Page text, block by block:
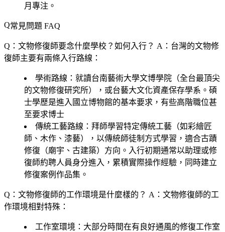
月專注。
常見問題 FAQ
Q：文物修復師要念什麼學校？如何入行？ A：台灣的文物修
復師主要有兩條入行路線：
學術路線 ：就讀台南藝術大學文博學院（全台最頂尖
的文物修復研究所），或台藝大文化資產保存學系。碩
士學歷是進入國立博物館的基本要求，有些高階職位甚
至要求博士
傳統工藝路線 ：拜師學習特定傳統工藝（如彩繪匠
師、木作、漆藝），以傳統師徒制方式學習，適合古蹟
修復（廟宇、古建築）方向。入行初期通常以助理或修
復師約聘人員身分進入，累積實際操作經驗，同時建立
修復案例作品集。
Q：文物修復師的工作環境是什麼樣的？ A：文物修復師的工
作環境相對特殊：
工作室環境 ：大部分時間在有良好通風的修復工作室